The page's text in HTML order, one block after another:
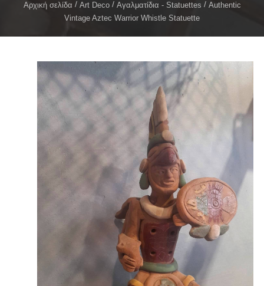
Αρχική σελίδα Art Deco Αγαλματίδια - Statuettes
Authentic
Vintage Aztec Warrior Whistle Statuette